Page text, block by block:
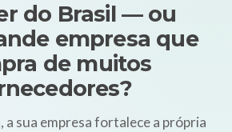
do Brasil — ou
empresa que
de muitos
a sua empresa fortalece a própria